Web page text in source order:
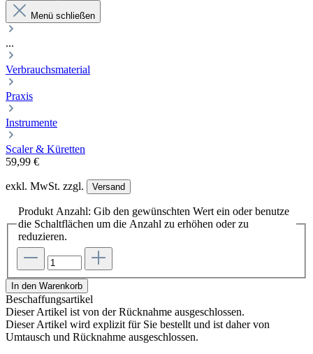
Menü schließen
...
Verbrauchsmaterial
Praxis
Instrumente
Scaler & Küretten
59,99 €
exkl. MwSt. zzgl. Versand
Produkt Anzahl: Gib den gewünschten Wert ein oder benutze
die Schaltflächen um die Anzahl zu erhöhen oder zu
reduzieren.
In den Warenkorb
Beschaffungsartikel
Dieser Artikel ist von der Rücknahme ausgeschlossen.
Dieser Artikel wird explizit für Sie bestellt und ist daher von
Umtausch und Rücknahme ausgeschlossen.